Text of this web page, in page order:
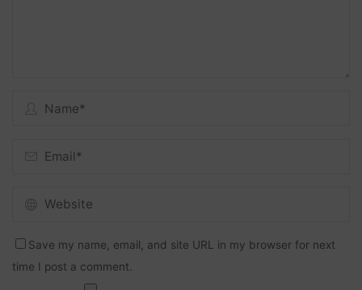
Save my name, email, and site URL in my browser for next
time I post a comment.